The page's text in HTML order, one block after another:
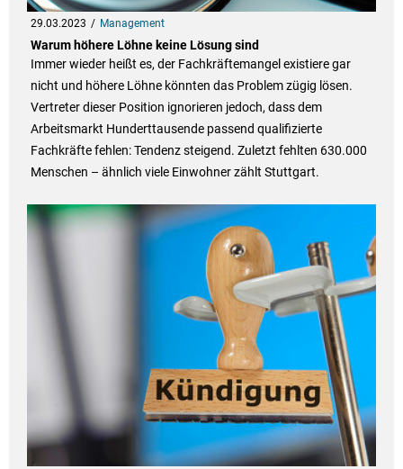
29.03.2023 Management
Warum höhere Löhne keine Lösung sind
Immer wieder heißt es, der Fachkräftemangel existiere gar
nicht und höhere Löhne könnten das Problem zügig lösen.
Vertreter dieser Position ignorieren jedoch, dass dem
Arbeitsmarkt Hunderttausende passend qualifizierte
Fachkräfte fehlen: Tendenz steigend. Zuletzt fehlten 630.000
Menschen – ähnlich viele Einwohner zählt Stuttgart.